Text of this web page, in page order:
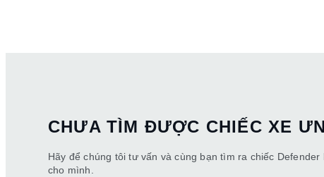
CHƯA TÌM ĐƯỢC CHIẾC XE
Hãy để chúng tôi tư vấn và cùng bạn tìm ra chiếc
cho mình.